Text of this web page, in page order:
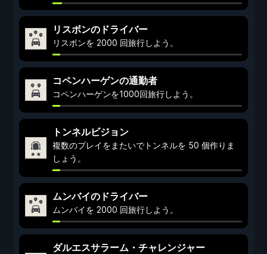
リスボンのドライバー
リスボンを 2000 回旅行しよう。
コペンハーゲンの通勤者
コペンハーゲンを1000回旅行しよう。
トンネルビジョン
複数のプレイをまたいでトンネルを 50 個作りま
しょう。
ムンバイのドライバー
ムンバイを 2000 回旅行しよう。
ダルエスサラーム・チャレンジャー